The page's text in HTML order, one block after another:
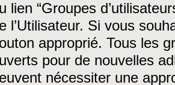
lien “Groupes
l’Utilisateur. Si vous
approprié. Tous les
pour de nouvelles
nécessiter une